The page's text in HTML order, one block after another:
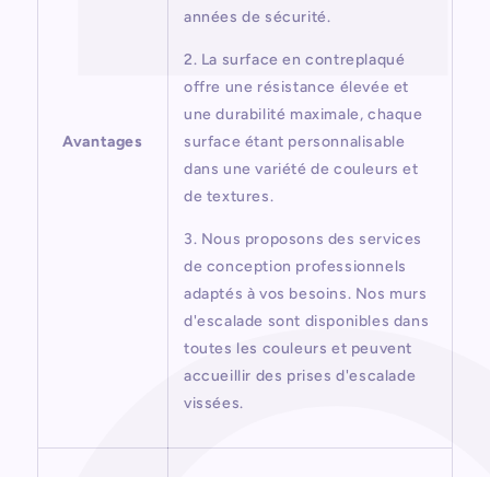
Avantages
années de sécurité.
2. La surface en contreplaqué
offre une résistance élevée et
une durabilité maximale, chaque
surface étant personnalisable
dans une variété de couleurs et
de textures.
3. Nous proposons des services
de conception professionnels
adaptés à vos besoins. Nos murs
d'escalade sont disponibles dans
toutes les couleurs et peuvent
accueillir des prises d'escalade
vissées.